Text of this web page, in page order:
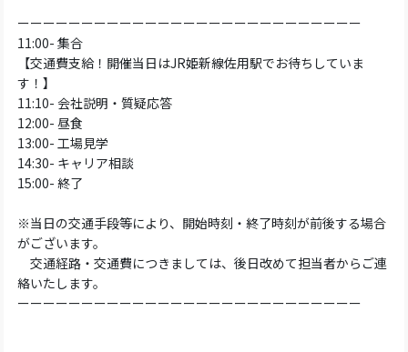
ーーーーーーーーーーーーーーーーーーーーーーーーーーー
11:00- 集合
【交通費支給！開催当日はJR姫新線佐用駅でお待ちしていま
す！】
11:10- 会社説明・質疑応答
12:00- 昼食
13:00- 工場見学
14:30- キャリア相談
15:00- 終了
※当日の交通手段等により、開始時刻・終了時刻が前後する場合
がございます。
交通経路・交通費につきましては、後日改めて担当者からご連
絡いたします。
ーーーーーーーーーーーーーーーーーーーーーーーーーーー